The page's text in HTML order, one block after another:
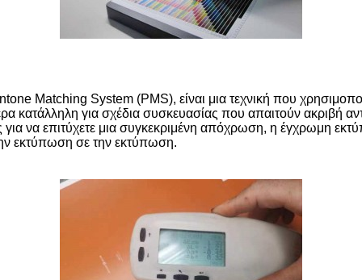
Matching System (PMS), είναι μια τεχνική που
κατάλληλη για σχέδια συσκευασίας που απαιτούν ακριβή
να επιτύχετε μια συγκεκριμένη απόχρωση, η έγχρωμη
εκτύπωση σε την εκτύπωση.